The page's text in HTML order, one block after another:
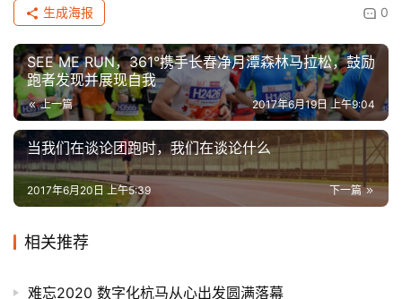
0
生成海报
SEE ME RUN，361°携手长春净月潭森林马拉松，鼓励
跑者发现并展现自我
上一篇 2017年6月19日 上午9:04
当我们在谈论团跑时，我们在谈论什么
下一篇
2017年6月20日 上午5:39
相关推荐
难忘2020 数字化杭马从心出发圆满落幕